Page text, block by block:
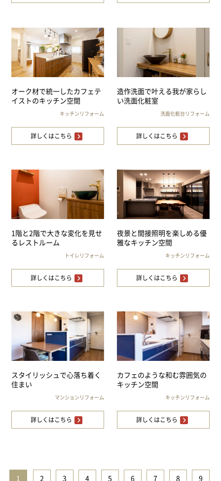
オーク材で統一したカフェテ
イストのキッチン空間
キッチンリフォーム
詳しくはこちら
造作洗面で叶える我が家らし
い洗面化粧室
洗面化粧台リフォーム
詳しくはこちら
1階と2階で大きな変化を見せ
るレストルーム
トイレリフォーム
詳しくはこちら
夜景と間接照明を楽しめる優
雅なキッチン空間
キッチンリフォーム
詳しくはこちら
スタイリッシュで心落ち着く
住まい
マンションリフォーム
詳しくはこちら
カフェのような和む雰囲気の
キッチン空間
キッチンリフォーム
詳しくはこちら
1 2 3 4 5 6 7 8 9